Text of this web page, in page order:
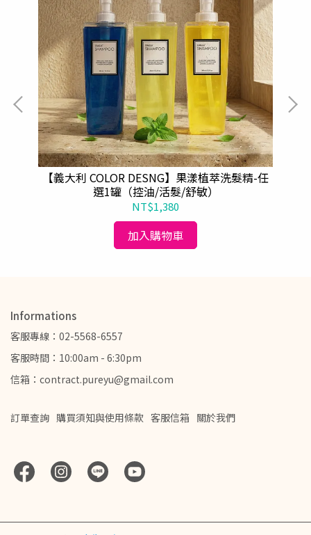
【義大利 COLOR DESNG】果漾植萃洗髮精-任
選1罐（控油/活髮/舒敏）
NT$1,380
加入購物車
Informations
客服專線：02-5568-6557
客服時間：10:00am - 6:30pm
信箱：contract.pureyu@gmail.com
訂單查詢 購買須知與使用條款 客服信箱 關於我們